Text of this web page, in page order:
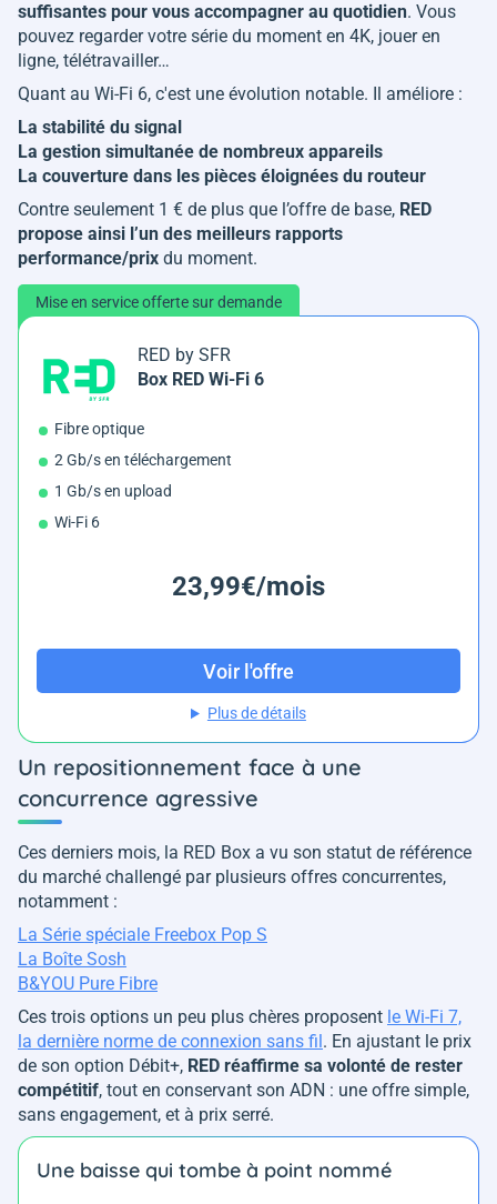
suffisantes pour vous accompagner au quotidien. Vous
pouvez regarder votre série du moment en 4K, jouer en
ligne, télétravailler…
Quant au Wi-Fi 6, c'est une évolution notable. Il améliore :
La stabilité du signal
La gestion simultanée de nombreux appareils
La couverture dans les pièces éloignées du routeur
Contre seulement 1 € de plus que l’offre de base, RED
propose ainsi l’un des meilleurs rapports
performance/prix du moment.
Mise en service offerte sur demande
RED by SFR
Box RED Wi-Fi 6
Fibre optique
2 Gb/s en téléchargement
1 Gb/s en upload
Wi-Fi 6
23,99€/mois
Voir l'offre
Plus de détails
Un repositionnement face à une
concurrence agressive
Ces derniers mois, la RED Box a vu son statut de référence
du marché challengé par plusieurs offres concurrentes,
notamment :
La Série spéciale Freebox Pop S
La Boîte Sosh
B&YOU Pure Fibre
Ces trois options un peu plus chères proposent le Wi-Fi 7,
la dernière norme de connexion sans fil . En ajustant le prix
de son option Débit+, RED réaffirme sa volonté de rester
compétitif, tout en conservant son ADN : une offre simple,
sans engagement, et à prix serré.
Une baisse qui tombe à point nommé